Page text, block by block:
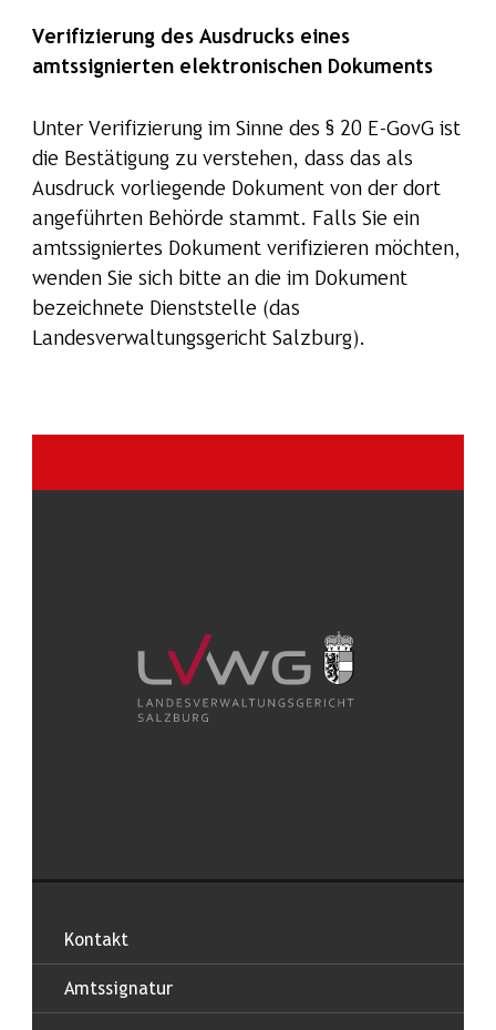
Verifizierung des Ausdrucks eines
amtssignierten elektronischen Dokuments
Unter Verifizierung im Sinne des § 20 E-GovG ist
die Bestätigung zu verstehen, dass das als
Ausdruck vorliegende Dokument von der dort
angeführten Behörde stammt. Falls Sie ein
amtssigniertes Dokument verifizieren möchten,
wenden Sie sich bitte an die im Dokument
bezeichnete Dienststelle (das
Landesverwaltungsgericht Salzburg).
Kontakt
Amtssignatur